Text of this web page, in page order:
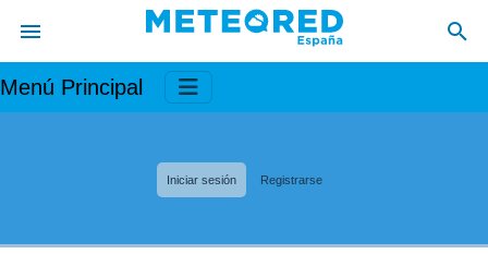
Menú Principal
Iniciar sesión Registrarse